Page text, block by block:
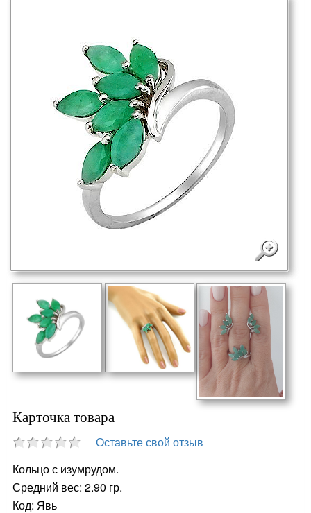
Карточка товара
Оставьте свой отзыв
Кольцо с изумрудом.
Средний вес: 2.90 гр.
Код: Явь